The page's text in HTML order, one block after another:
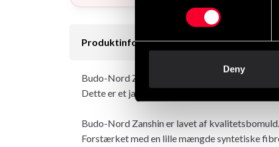
Deny
Produktinformation
Budo-Nord Zanshin er lavet af
Dette er et jakkesæt med en ægte
Budo-Nord Zanshin er lavet af kvalitetsbomuld.
Forstærket med en lille mængde syntetiske